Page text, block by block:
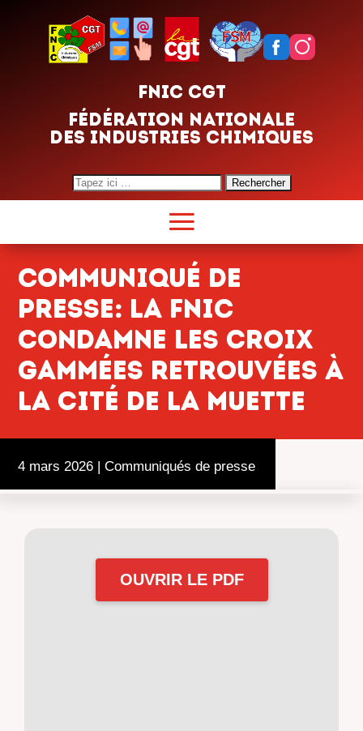
FNIC CGT
FÉDÉRATION NATIONALE
DES INDUSTRIES CHIMIQUES
Search
for:
Communiqué de
presse: La FNIC
condamne les croix
gammées retrouvées à
la cité de la muette
4 mars 2026 | Communiqués de presse
OUVRIR LE PDF